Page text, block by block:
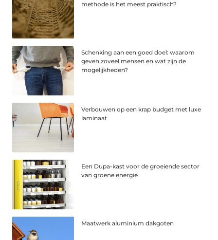
methode is het meest praktisch?
Schenking aan een goed doel: waarom
geven zoveel mensen en wat zijn de
mogelijkheden?
Verbouwen op een krap budget met luxe
laminaat
Een Dupa-kast voor de groeiende sector
van groene energie
Maatwerk aluminium dakgoten